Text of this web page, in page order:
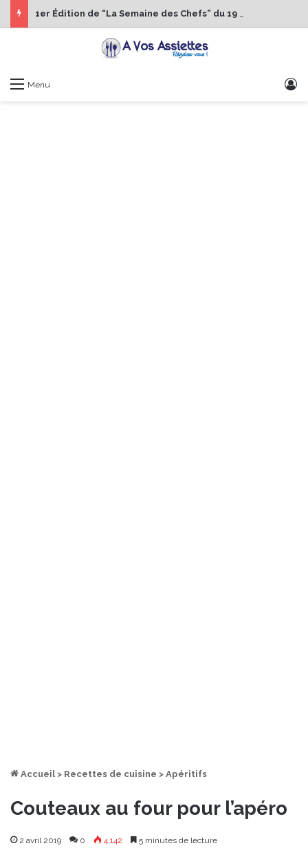
Menu
Accueil > Recettes de cuisine > Apéritifs
Couteaux au four pour l’apéro
2 avril 2019 0 4 142 5 minutes de lecture